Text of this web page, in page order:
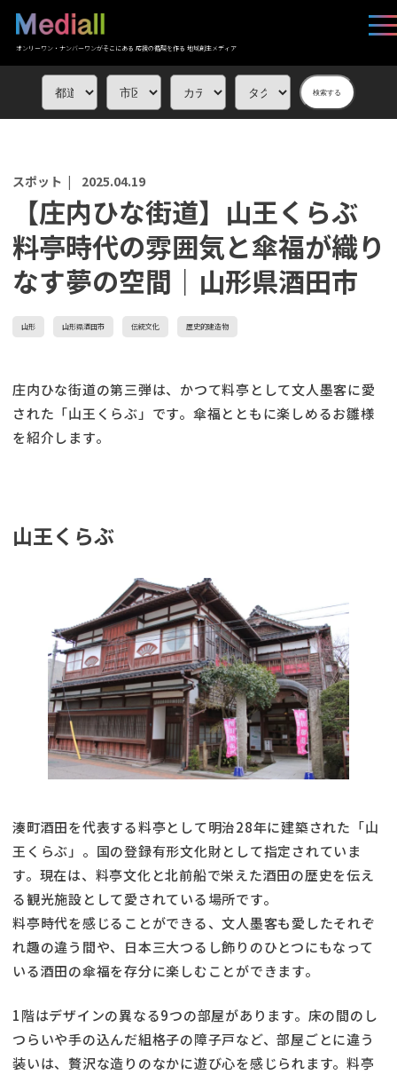
オンリーワン・ナンバーワンがそこにある 応援の循環を作る 地域創生メディア
検索する
スポット | 2025.04.19
【庄内ひな街道】山王くらぶ
料亭時代の雰囲気と傘福が織り
なす夢の空間｜山形県酒田市
山形 山形県酒田市 伝統文化 歴史的建造物
庄内ひな街道の第三弾は、かつて料亭として文人墨客に愛
された「山王くらぶ」です。傘福とともに楽しめるお雛様
を紹介します。
山王くらぶ
湊町酒田を代表する料亭として明治28年に建築された「山
王くらぶ」。国の登録有形文化財として指定されていま
す。現在は、料亭文化と北前船で栄えた酒田の歴史を伝え
る観光施設として愛されている場所です。
料亭時代を感じることができる、文人墨客も愛したそれぞ
れ趣の違う間や、日本三大つるし飾りのひとつにもなって
いる酒田の傘福を存分に楽しむことができます。
1階はデザインの異なる9つの部屋があります。床の間のし
つらいや手の込んだ組格子の障子戸など、部屋ごとに違う
装いは、贅沢な造りのなかに遊び心を感じられます。料亭